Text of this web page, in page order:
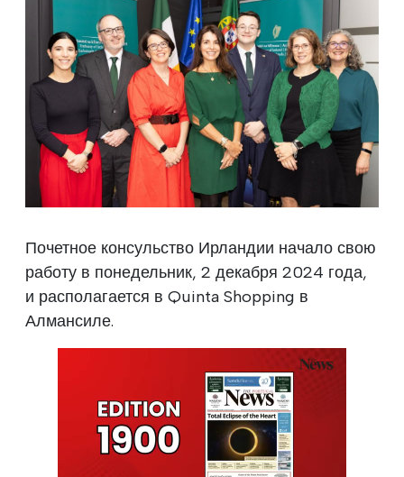
Почетное консульство Ирландии начало свою
работу в понедельник, 2 декабря 2024 года,
и располагается в Quinta Shopping в
Алмансиле.